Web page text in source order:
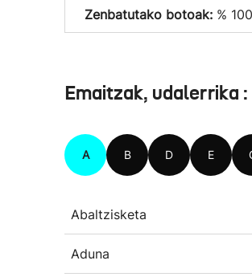
Zenbatutako botoak: % 100
Emaitzak, udalerrika :
A B D E
Abaltzisketa
Aduna